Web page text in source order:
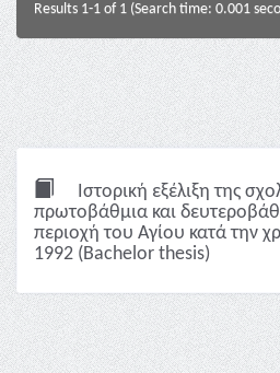
Results 1-1 of 1 (Search time: 0.001
Ιστορική εξέλιξη της
πρωτοβάθμια και
περιοχή του Αγίου κατά την
1992 (Bachelor thesis)